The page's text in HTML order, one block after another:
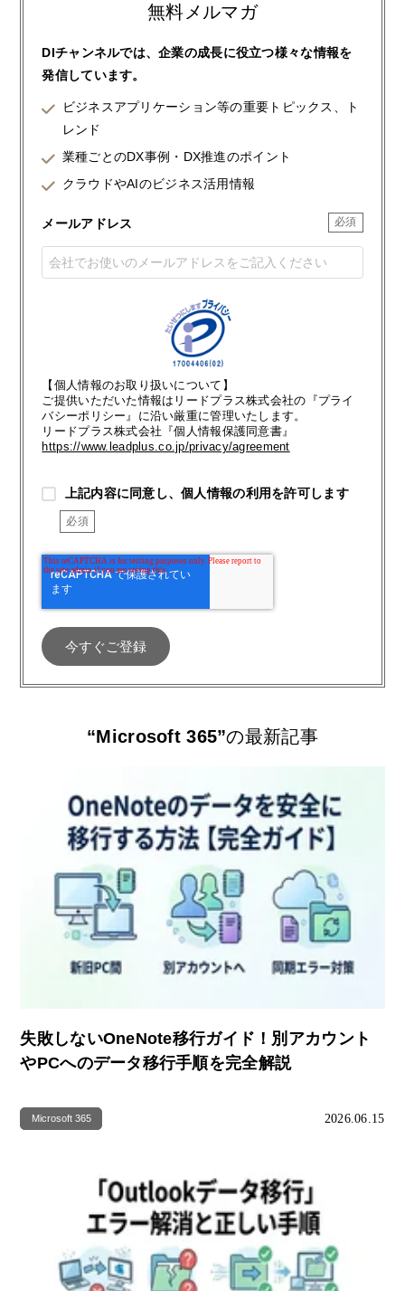
無料メルマガ
DIチャンネルでは、企業の成長に役立つ様々な情報を
発信しています。
ビジネスアプリケーション等の重要トピックス、ト
レンド
業種ごとのDX事例・DX推進のポイント
クラウドやAIのビジネス活用情報
メールアドレス
【個人情報のお取り扱いについて】
ご提供いただいた情報はリードプラス株式会社の『プライ
バシーポリシー』に沿い厳重に管理いたします。
リードプラス株式会社『個人情報保護同意書』
https://www.leadplus.co.jp/privacy/agreement
上記内容に同意し、個人情報の利用を許可します
“Microsoft 365”の最新記事
失敗しないOneNote移行ガイド！別アカウント
やPCへのデータ移行手順を完全解説
Microsoft 365 2026.06.15